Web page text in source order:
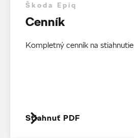
Škoda Epiq
Cenník
Kompletný cenník na stiahnutie
Stiahnuť PDF